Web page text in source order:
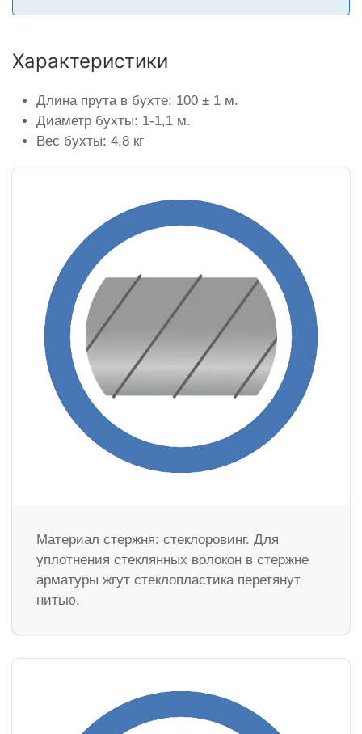
Характеристики
Длина прута в бухте: 100 ± 1 м.
Диаметр бухты: 1-1,1 м.
Вес бухты: 4,8 кг
Материал стержня: стеклоровинг. Для
уплотнения стеклянных волокон в стержне
арматуры жгут стеклопластика перетянут
нитью.